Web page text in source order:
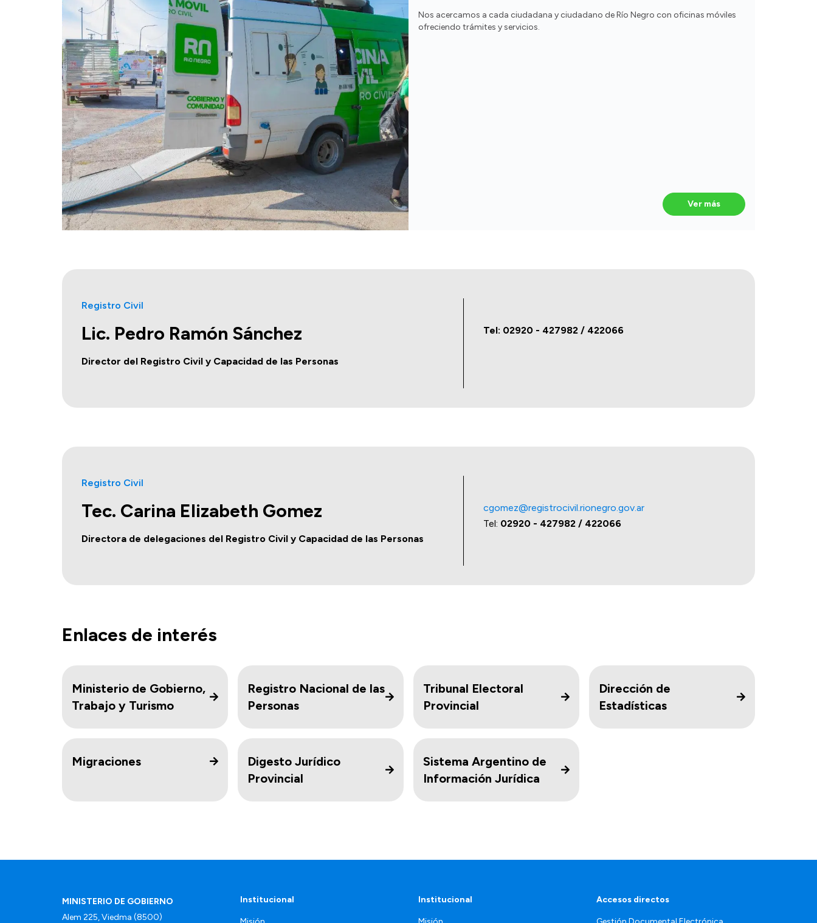
Nos acercamos a cada ciudadana y ciudadano de Río Negro con oficinas móviles
ofreciendo trámites y servicios.
Ver más
Registro Civil
Lic. Pedro Ramón Sánchez
Director del Registro Civil y Capacidad de las Personas
Tel: 02920 - 427982 / 422066
Registro Civil
Tec. Carina Elizabeth Gomez
Directora de delegaciones del Registro Civil y Capacidad de las Personas
cgomez@registrocivil.rionegro.gov.ar
Tel: 02920 - 427982 / 422066
Enlaces de interés
Ministerio de Gobierno,
Trabajo y Turismo
Registro Nacional de las
Personas
Tribunal Electoral
Provincial
Dirección de
Estadísticas
Migraciones
Digesto Jurídico
Provincial
Sistema Argentino de
Información Jurídica
MINISTERIO DE GOBIERNO
Alem 225, Viedma (8500)
Institucional Institucional Accesos directos